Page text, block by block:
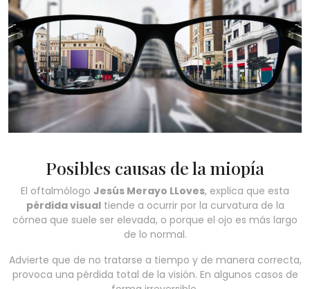
Posibles causas de la miopía
El oftalmólogo Jesús Merayo LLoves, explica que esta
pérdida visualtiende a ocurrir por la curvatura de la
córnea que suele ser elevada, o porque el ojo es más largo
de lo normal.
Advierte que de no tratarse a tiempo y de manera correcta,
provoca una pérdida total de la visión. En algunos casos de